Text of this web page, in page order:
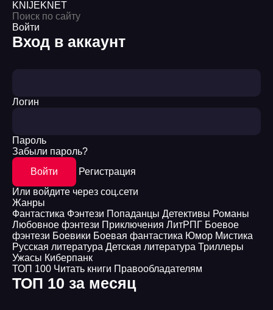
KNIJEKNET
Войти
Вход в аккаунт
Логин
Пароль
Забыли пароль?
Войти
Регистрация
Или войдите через соц.сети
Жанры
Фантастика Фэнтези Попаданцы Детективы Романы
Любовное фэнтези Приключения ЛитРПГ Боевое
фэнтези Боевики Боевая фантастика Юмор Мистика
Русская литература Детская литература Триллеры
Ужасы Киберпанк
ТОП 100 Читать книги Правообладателям
ТОП 10 за месяц